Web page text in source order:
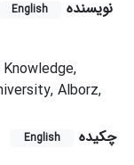
نویسنده English
Alborz,
چکیده
English